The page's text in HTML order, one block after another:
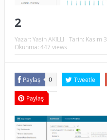
2
Yazar: Yasin AKILLI Tarih: Kasım
Okunma: 447 views
Paylaş 0 Tweetle
Paylaş